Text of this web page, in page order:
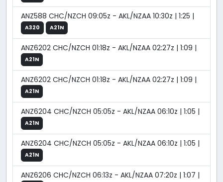
ANZ588 CHC/NZCH 09:05z - AKL/NZAA 10:30z | 1:25 |
A320 A21N
ANZ6202 CHC/NZCH 01:18z - AKL/NZAA 02:27z | 1:09 |
A21N
ANZ6202 CHC/NZCH 01:18z - AKL/NZAA 02:27z | 1:09 |
A21N
ANZ6204 CHC/NZCH 05:05z - AKL/NZAA 06:10z | 1:05 |
A21N
ANZ6204 CHC/NZCH 05:05z - AKL/NZAA 06:10z | 1:05 |
A21N
ANZ6206 CHC/NZCH 06:13z - AKL/NZAA 07:20z | 1:07 |